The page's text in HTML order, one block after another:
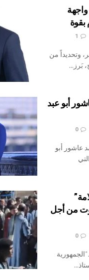
وتحديداً من
بَرز...
أبو عبد
0
عاشور أبو
من أجل
0